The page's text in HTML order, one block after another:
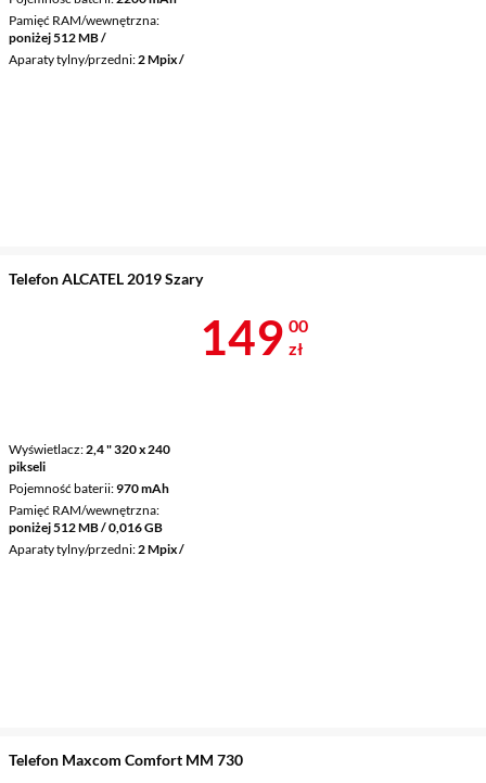
Pamięć RAM/wewnętrzna
poniżej 512 MB /
Aparaty tylny/przedni 2 Mpix /
Telefon ALCATEL 2019 Szary
Wyświetlacz 2,4 " 320 x 240
pikseli
Pojemność baterii 970 mAh
Pamięć RAM/wewnętrzna
poniżej 512 MB / 0,016 GB
Aparaty tylny/przedni 2 Mpix /
Cena 149 zł
149 00
zł
Telefon Maxcom Comfort MM 730